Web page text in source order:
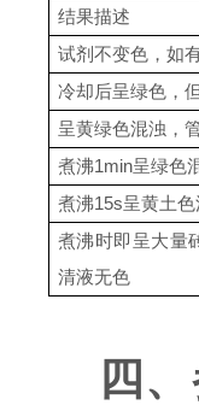
结果描述
试剂不变色，如
冷却后呈绿色，
呈黄绿色混浊，
煮沸1min呈绿色
煮沸15s呈黄土色
煮沸时即呈大量
清液无色
四